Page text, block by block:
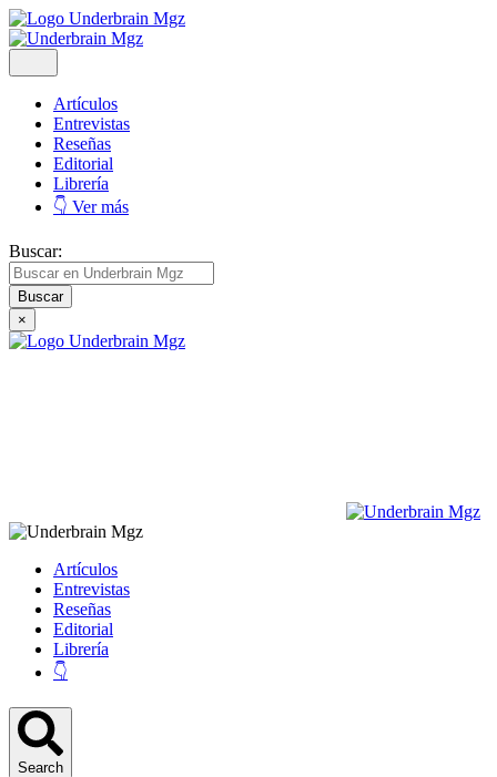
Artículos
Entrevistas
Reseñas
Editorial
Librería
👇 Ver más
Buscar:
×
Artículos
Entrevistas
Reseñas
Editorial
Librería
👇
Search